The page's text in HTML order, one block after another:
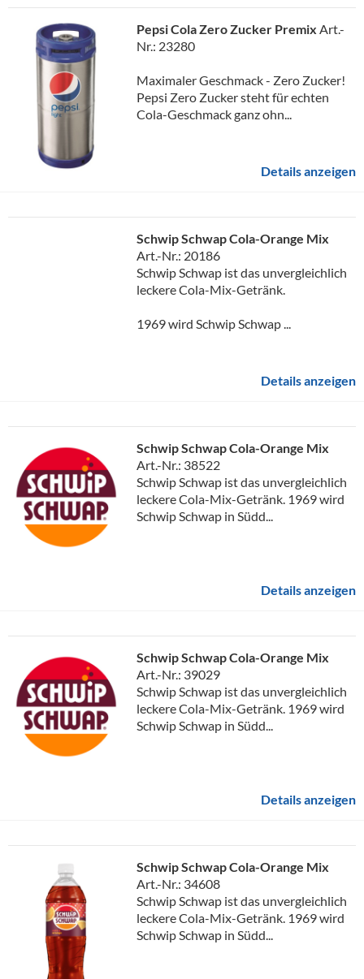
Pepsi Cola Zero Zucker Premix Art.-
Nr.: 23280
Maximaler Geschmack - Zero Zucker!
Pepsi Zero Zucker steht für echten
Cola-Geschmack ganz ohn...
Details anzeigen
Schwip Schwap Cola-Orange Mix
Art.-Nr.: 20186
Schwip Schwap ist das unvergleichlich
leckere Cola-Mix-Getränk.
1969 wird Schwip Schwap ...
Details anzeigen
Schwip Schwap Cola-Orange Mix
Art.-Nr.: 38522
Schwip Schwap ist das unvergleichlich
leckere Cola-Mix-Getränk. 1969 wird
Schwip Schwap in Südd...
Details anzeigen
Schwip Schwap Cola-Orange Mix
Art.-Nr.: 39029
Schwip Schwap ist das unvergleichlich
leckere Cola-Mix-Getränk. 1969 wird
Schwip Schwap in Südd...
Details anzeigen
Schwip Schwap Cola-Orange Mix
Art.-Nr.: 34608
Schwip Schwap ist das unvergleichlich
leckere Cola-Mix-Getränk. 1969 wird
Schwip Schwap in Südd...